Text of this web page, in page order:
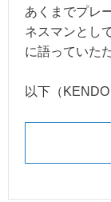
あくまでプレ
ネスマンとし
に語っていた
以下（